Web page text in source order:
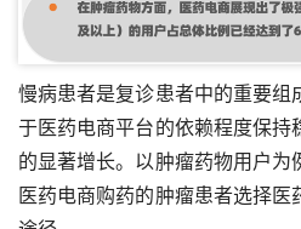
慢病患者是复诊患者中的重要组
于医药电商平台的依赖程度保持
的显著增长。以肿瘤药物用户为
医药电商购药的肿瘤患者选择医